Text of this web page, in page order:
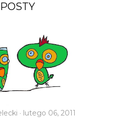
lutego 06, 2011